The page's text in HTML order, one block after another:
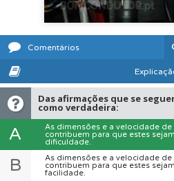
Comentários
Das afirmações que se
como verdadeira:
A
As dimensões e a velocidade
contribuem para que estes
dificuldade.
B
As dimensões e a velocidade
contribuem para que estes
facilidade.